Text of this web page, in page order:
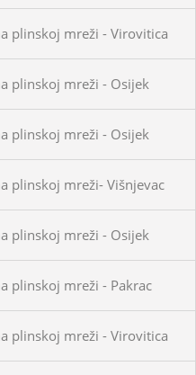
plinskoj mreži - Virovitica
plinskoj mreži - Osijek
plinskoj mreži - Osijek
plinskoj mreži- Višnjevac
plinskoj mreži - Osijek
plinskoj mreži - Pakrac
plinskoj mreži - Virovitica